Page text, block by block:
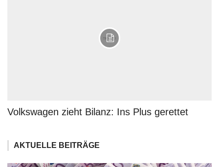
Volkswagen zieht Bilanz: Ins Plus gerettet
AKTUELLE BEITRÄGE